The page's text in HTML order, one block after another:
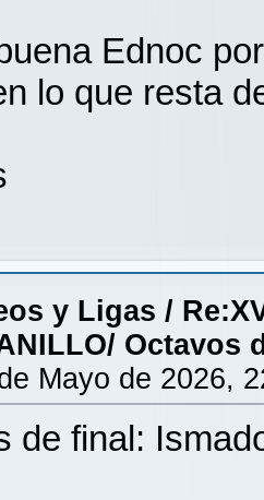
Ednoc
lo que resta
y Ligas /
Octavos
Mayo de 2026,
de final: